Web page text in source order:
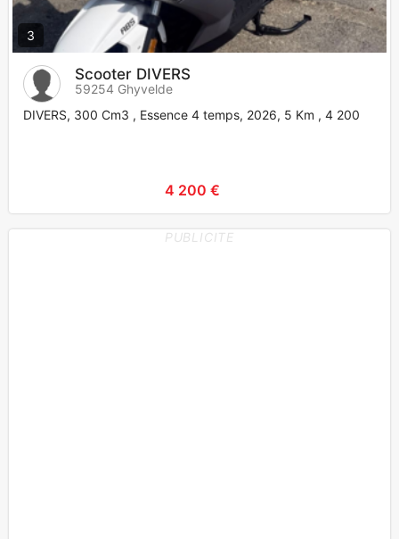
3
Scooter DIVERS
59254 Ghyvelde
DIVERS, 300 Cm3 , Essence 4 temps, 2026, 5 Km , 4 200 €.
4 200 €
PUBLICITE